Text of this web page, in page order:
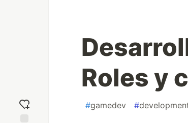
Roles y
#gamedev #